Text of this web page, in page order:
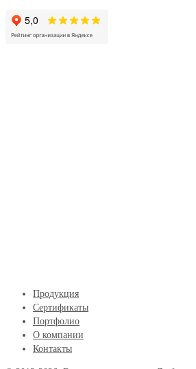
Продукция
Сертификаты
Портфолио
О компании
Контакты